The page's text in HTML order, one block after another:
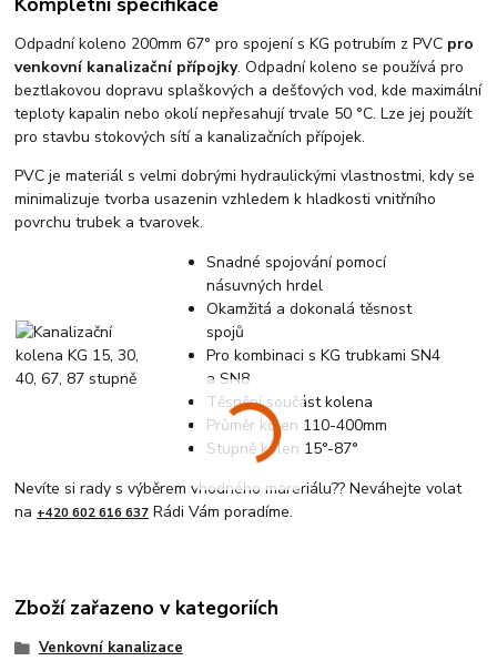
Odpadní koleno 200mm 67° pro spojení s KG potrubím z PVC pro
venkovní kanalizační přípojky. Odpadní koleno se používá pro
beztlakovou dopravu splaškových a dešťových vod, kde maximální
teploty kapalin nebo okolí nepřesahují trvale 50 °C. Lze jej použít
pro stavbu stokových sítí a kanalizačních přípojek.
PVC je materiál s velmi dobrými hydraulickými vlastnostmi, kdy se
minimalizuje tvorba usazenin vzhledem k hladkosti vnitřního
povrchu trubek a tvarovek.
Snadné spojování pomocí
násuvných hrdel
Okamžitá a dokonalá těsnost
spojů
Pro kombinaci s KG trubkami SN4
a SN8
Těsnění součást kolena
Průměr kolen 110-400mm
Stupně kolen 15°-87°
Nevíte si rady s výběrem vhodného mareriálu?? Neváhejte volat
na +420 602 616 637 Rádi Vám poradíme.
Zboží zařazeno v kategoriích
Venkovní kanalizace